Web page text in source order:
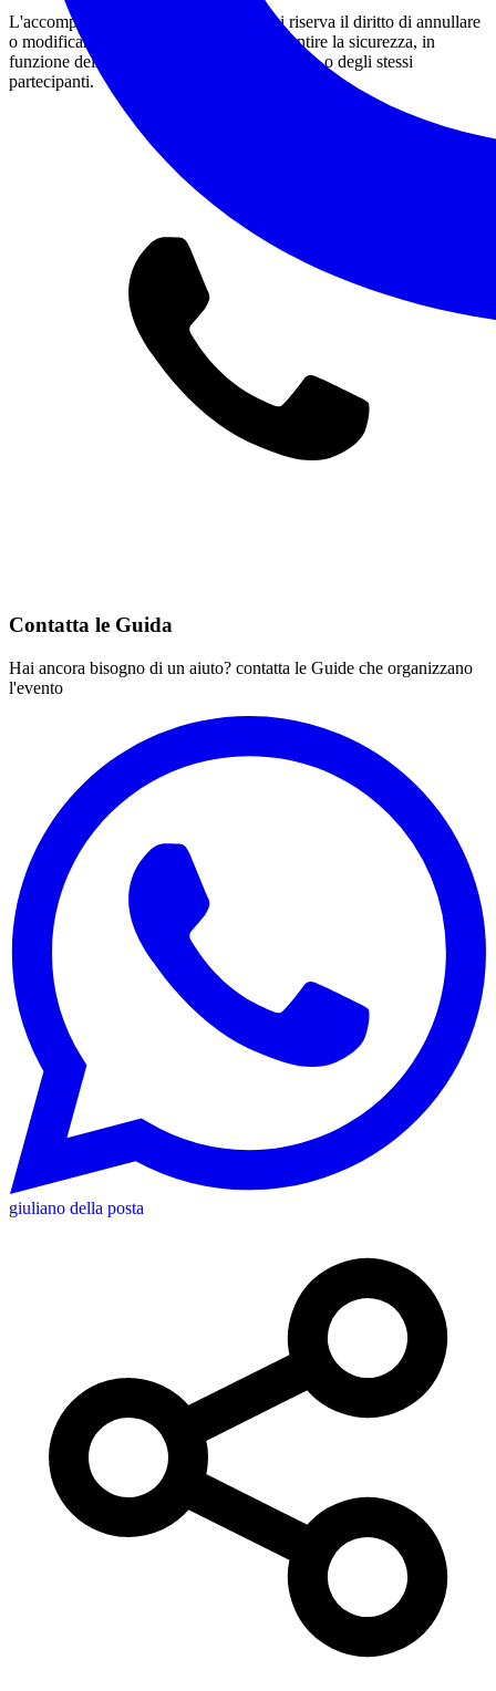
L'accompagnatore, a sua discrezione, si riserva il diritto di annullare
o modificare l'itinerario proposto per garantire la sicurezza, in
funzione delle condizioni meteo, del sentiero o degli stessi
partecipanti.
Contatta le Guida
Hai ancora bisogno di un aiuto? contatta le Guide che organizzano
l'evento
giuliano della posta